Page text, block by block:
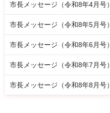
市長メッセージ（令和8年4月号）
市長メッセージ（令和8年5月号）
市長メッセージ（令和8年6月号）
市長メッセージ（令和8年7月号）
市長メッセージ（令和8年8月号）